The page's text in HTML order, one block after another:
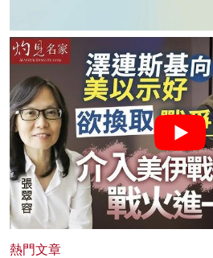
熱門文章